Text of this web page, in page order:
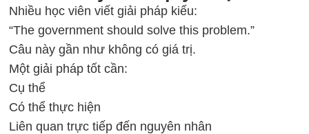
Nhiều học viên viết giải pháp kiểu:
“The government should solve this problem.”
Câu này gần như không có giá trị.
Một giải pháp tốt cần:
Cụ thể
Có thể thực hiện
Liên quan trực tiếp đến nguyên nhân